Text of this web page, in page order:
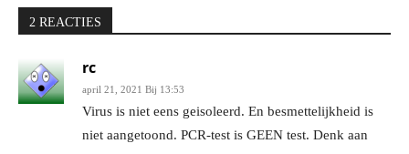
2 REACTIES
rc
april 21, 2021 Bij 13:53
Virus is niet eens geisoleerd. En besmettelijkheid is
niet aangetoond. PCR-test is GEEN test. Denk aan